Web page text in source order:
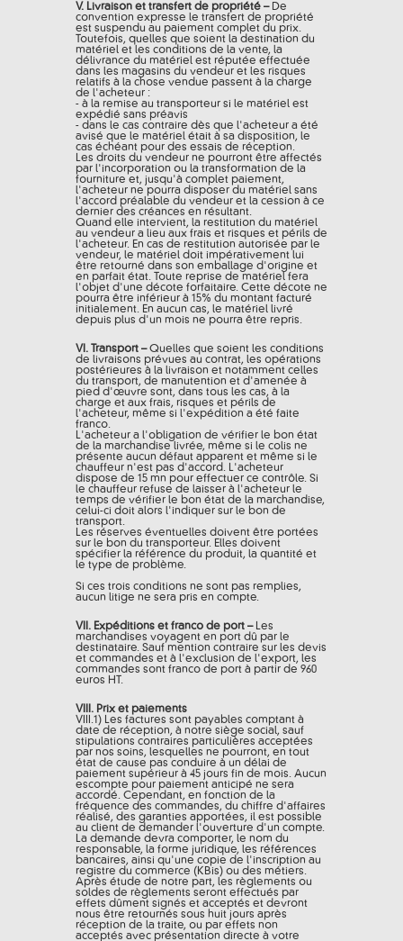
V. Livraison et transfert de propriété –De
convention expresse le transfert de propriété
est suspendu au paiement complet du prix.
Toutefois, quelles que soient la destination du
matériel et les conditions de la vente, la
délivrance du matériel est réputée effectuée
dans les magasins du vendeur et les risques
relatifs à la chose vendue passent à la charge
de l'acheteur :
- à la remise au transporteur si le matériel est
expédié sans préavis
- dans le cas contraire dès que l'acheteur a été
avisé que le matériel était à sa disposition, le
cas échéant pour des essais de réception.
Les droits du vendeur ne pourront être affectés
par l'incorporation ou la transformation de la
fourniture et, jusqu'à complet paiement,
l'acheteur ne pourra disposer du matériel sans
l'accord préalable du vendeur et la cession à ce
dernier des créances en résultant.
Quand elle intervient, la restitution du matériel
au vendeur a lieu aux frais et risques et périls de
l'acheteur. En cas de restitution autorisée par le
vendeur, le matériel doit impérativement lui
être retourné dans son emballage d'origine et
en parfait état. Toute reprise de matériel fera
l'objet d'une décote forfaitaire. Cette décote ne
pourra être inférieur à 15% du montant facturé
initialement. En aucun cas, le matériel livré
depuis plus d'un mois ne pourra être repris.
VI. Transport –Quelles que soient les conditions
de livraisons prévues au contrat, les opérations
postérieures à la livraison et notamment celles
du transport, de manutention et d'amenée à
pied d'œuvre sont, dans tous les cas, à la
charge et aux frais, risques et périls de
l'acheteur, même si l'expédition a été faite
franco.
L'acheteur a l'obligation de vérifier le bon état
de la marchandise livrée, même si le colis ne
présente aucun défaut apparent et même si le
chauffeur n'est pas d'accord. L'acheteur
dispose de 15 mn pour effectuer ce contrôle. Si
le chauffeur refuse de laisser à l'acheteur le
temps de vérifier le bon état de la marchandise,
celui-ci doit alors l'indiquer sur le bon de
transport.
Les réserves éventuelles doivent être portées
sur le bon du transporteur. Elles doivent
spécifier la référence du produit, la quantité et
le type de problème.
Si ces trois conditions ne sont pas remplies,
aucun litige ne sera pris en compte.
VII. Expéditions et franco de port –Les
marchandises voyagent en port dû par le
destinataire. Sauf mention contraire sur les devis
et commandes et à l'exclusion de l'export, les
commandes sont franco de port à partir de 960
euros HT.
VIII. Prix et paiements
VIII.1) Les factures sont payables comptant à
date de réception, à notre siège social, sauf
stipulations contraires particulières acceptées
par nos soins, lesquelles ne pourront, en tout
état de cause pas conduire à un délai de
paiement supérieur à 45 jours fin de mois. Aucun
escompte pour paiement anticipé ne sera
accordé. Cependant, en fonction de la
fréquence des commandes, du chiffre d'affaires
réalisé, des garanties apportées, il est possible
au client de demander l'ouverture d'un compte.
La demande devra comporter, le nom du
responsable, la forme juridique, les références
bancaires, ainsi qu'une copie de l'inscription au
registre du commerce (KBis) ou des métiers.
Après étude de notre part, les règlements ou
soldes de règlements seront effectués par
effets dûment signés et acceptés et devront
nous être retournés sous huit jours après
réception de la traite, ou par effets non
acceptés avec présentation directe à votre